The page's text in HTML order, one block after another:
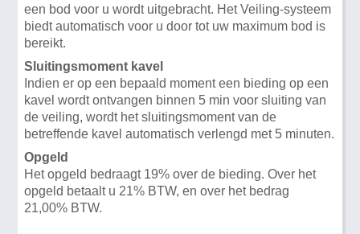
een bod voor u wordt uitgebracht. Het Veiling-systeem
biedt automatisch voor u door tot uw maximum bod is
bereikt.
Sluitingsmoment kavel
Indien er op een bepaald moment een bieding op een
kavel wordt ontvangen binnen 5 min voor sluiting van
de veiling, wordt het sluitingsmoment van de
betreffende kavel automatisch verlengd met 5 minuten.
Opgeld
Het opgeld bedraagt 19% over de bieding. Over het
opgeld betaalt u 21% BTW, en over het bedrag
21,00% BTW.